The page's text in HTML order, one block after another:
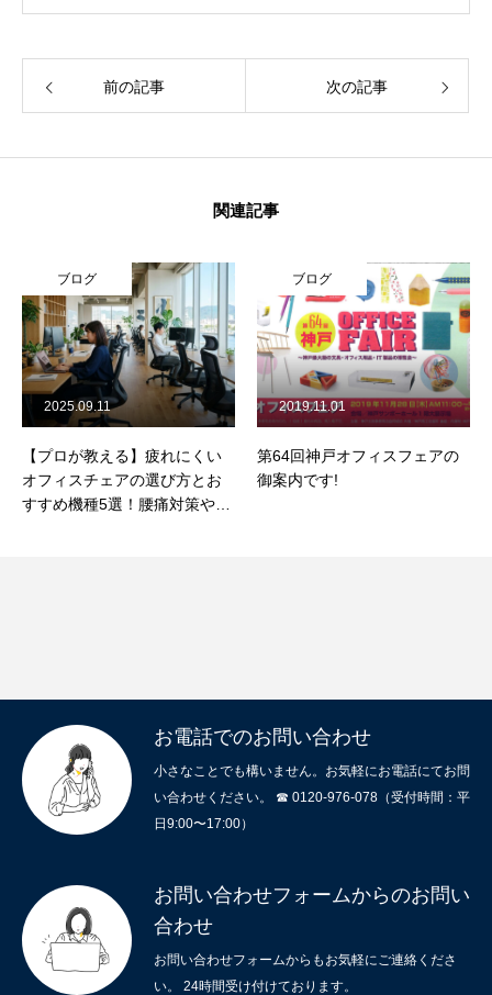
前の記事 次の記事
関連記事
ブログ
【プロが教える】疲れにくい
オフィスチェアの選び方とお
すすめ機種5選！腰痛対策や重
2025.09.11
ブログ
第64回神戸オフィスフェアの
御案内です!
2019.11.01
お電話でのお問い合わせ
小さなことでも構いません。お気軽にお電話にてお問
い合わせください。 ☎ 0120-976-078（受付時間：平
日9:00〜17:00）
お問い合わせフォームからのお問い
合わせ
お問い合わせフォームからもお気軽にご連絡くださ
い。 24時間受け付けております。